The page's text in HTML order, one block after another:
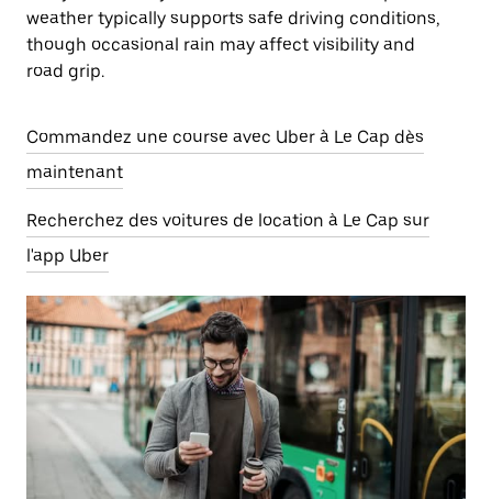
weather typically supports safe driving conditions,
though occasional rain may affect visibility and
road grip.
Commandez une course avec Uber à Le Cap dès
maintenant
Recherchez des voitures de location à Le Cap sur
l'app Uber